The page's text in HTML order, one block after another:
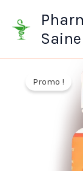
contenu
Promo !